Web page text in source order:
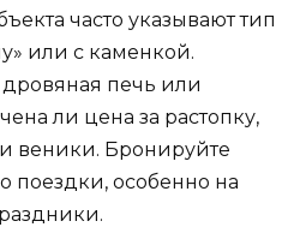
часто указывают тип
или с каменкой.
дровяная печь или
ли цена за растопку,
веники. Бронируйте
поездки, особенно на